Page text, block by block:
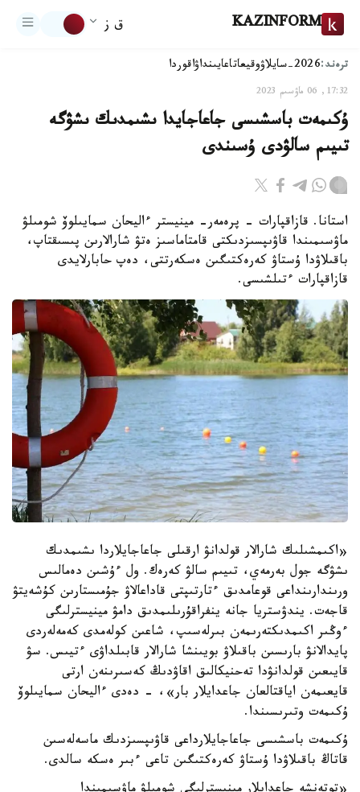
KAZINFORM ق ز
ترەند:2026-سايلاۋ وقيعاتاعايىنداۋاقوردا
17:32, 06 ماۋسىم 2023
ۇكىمەت باسشىسى جاعاجايدا ىشىمدىك ىشۋگە
تىيىم سالۋدى ۇسىندى
استانا. قازاقپارات - پرەمەر- مينيستر ءاليحان سمايىلوۆ شومىلۋ
ماۋسىمىندا قاۋىپسىزدىكتى قامتاماسىز ەتۋ شارالارىن پىسىقتاپ،
باقىلاۋدا ۇستاۋ كەرەكتىگىن ەسكەرتتى، دەپ حابارلايدى
قازاقپارات ءتىلشىسى.
«اكىمشىلىك شارالار قولدانۋ ارقىلى جاعاجايلاردا ىشىمدىك
ىشۋگە جول بەرمەي، تىيىم سالۋ كەرەك. ول ءۇشىن دەمالىس
ورىندارىنداعى قوعامدىق ءتارتىپتى قاداعالاۋ جۇمىستارىن كۇشەيتۋ
قاجەت. يندۋستريا جانە ينفراقۇرىلىمدىق دامۋ مينيسترلىگى
ءوڭىر اكىمدىكتەرىمەن بىرلەسىپ، شاعىن كولەمدى كەمەلەردى
پايدالانۋ بارىسىن باقىلاۋ بويىنشا شارالار قابىلداۋى ءتيىس. سۋ
قايىعىن قولدانۋدا تەحنيكالىق اقاۋدىڭ كەسىرىنەن ارتى
قايعىمەن اياقتالعان جاعدايلار بار»، - دەدى ءاليحان سمايىلوۆ
ۇكىمەت وتىرىسىندا.
ۇكىمەت باسشىسى جاعاجايلارداعى قاۋىپسىزدىك ماسەلەسىن
قاتاڭ باقىلاۋدا ۇستاۋ كەرەكتىگىن تاعى ءبىر ەسكە سالدى.